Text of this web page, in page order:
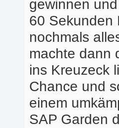
gewinnen
60 Sekunden
nochmals
machte dann
ins Kreuzeck
Chance und
einem
SAP Garden